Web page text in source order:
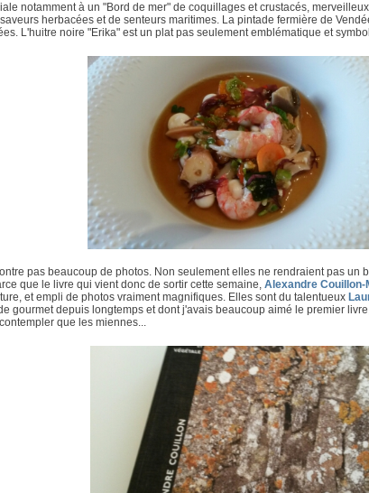
notamment à un "Bord de mer" de coquillages et crustacés,
herbacées et de senteurs maritimes. La pintade fermière de
L'huitre noire "Erika" est un plat pas seulement emblématique et
pas beaucoup de photos. Non seulement elles ne rendraient pas un
que le livre qui vient donc de sortir cette semaine, Alexandre
et empli de photos vraiment magnifiques. Elles sont du talentueux
gourmet depuis longtemps et dont j'avais beaucoup aimé le premier
que les miennes...